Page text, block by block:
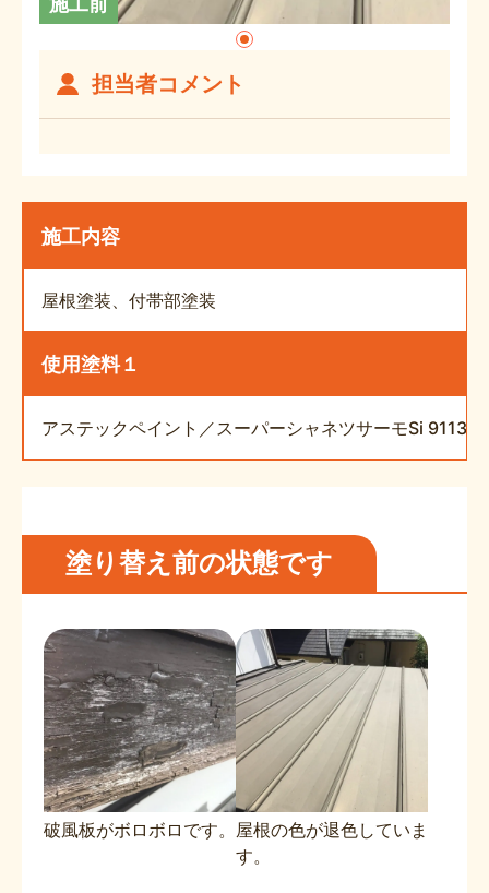
担当者コメント
施工内容
屋根塗装、付帯部塗装
使用塗料１
アステックペイント／スーパーシャネツサーモSi 9113
塗り替え前の状態です
破風板がボロボロです。 屋根の色が退色していま
す。